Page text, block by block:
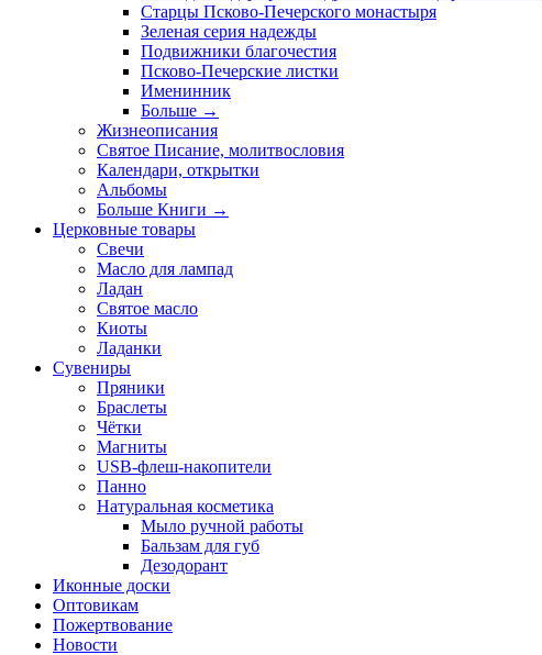
Старцы Псково-Печерского монастыря
Зеленая серия надежды
Подвижники благочестия
Псково-Печерские листки
Именинник
Больше →
Жизнеописания
Святое Писание, молитвословия
Календари, открытки
Альбомы
Больше Книги →
Церковные товары
Свечи
Масло для лампад
Ладан
Святое масло
Киоты
Ладанки
Сувениры
Пряники
Браслеты
Чётки
Магниты
USB-флеш-накопители
Панно
Натуральная косметика
Мыло ручной работы
Бальзам для губ
Дезодорант
Иконные доски
Оптовикам
Пожертвование
Новости